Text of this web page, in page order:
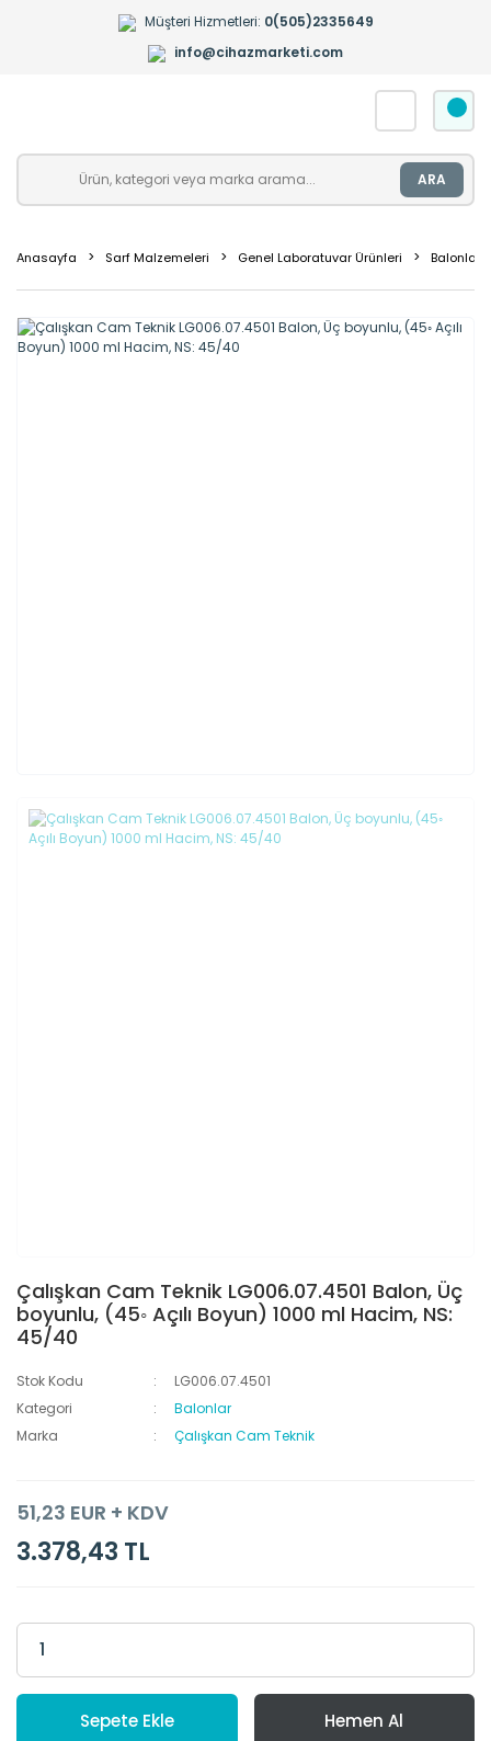
Müşteri Hizmetleri: 0(505)2335649
info@cihazmarketi.com
ARA
Anasayfa Sarf Malzemeleri Genel Laboratuvar Ürünleri Balonlar
Çalışkan Cam Teknik LG006.07.4501 Balon, Üç
boyunlu, (45◦ Açılı Boyun) 1000 ml Hacim, NS:
45/40
Stok Kodu
LG006.07.4501
Kategori
Balonlar
Marka
Çalışkan Cam Teknik
51,23 EUR + KDV
3.378,43 TL
Sepete Ekle Hemen Al